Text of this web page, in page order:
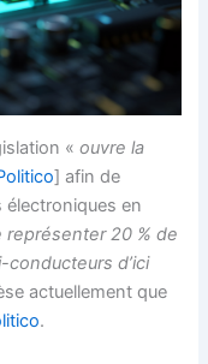
«ouvre la
] afin de
électroniques en
représenter 20 % de
d’ici
actuellement que
.